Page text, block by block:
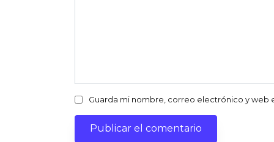
Guarda mi nombre, correo electrónico y web